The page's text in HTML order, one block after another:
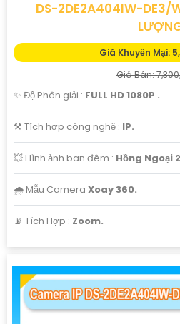
DS-2DE2A404IW-DE3/
Giá Khuyến Mại:
Giá Bán:
✨ Độ Phân giải : FULL HD 1080P .
⚒ Tích hợp công nghệ : IP.
💥 Hình ảnh ban đêm : Hồng Ngoại
🌧️ Mẫu Camera Xoay 360.
️📡 Tích Hợp : Zoom.